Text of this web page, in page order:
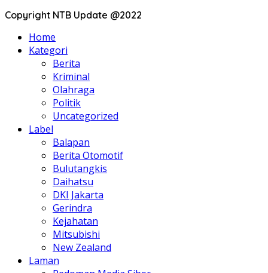
Copyright NTB Update @2022
Home
Kategori
Berita
Kriminal
Olahraga
Politik
Uncategorized
Label
Balapan
Berita Otomotif
Bulutangkis
Daihatsu
DKI Jakarta
Gerindra
Kejahatan
Mitsubishi
New Zealand
Laman